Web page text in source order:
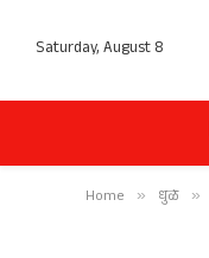
Saturday, August 8
Home » धुळे »